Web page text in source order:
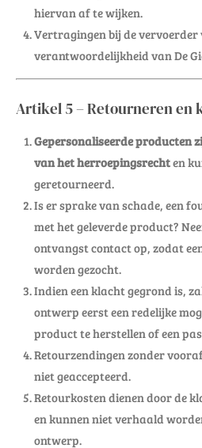
hiervan af te wijken.
Vertragingen bij de vervoerder
verantwoordelijkheid van De
Artikel 5 – Retourneren en
Gepersonaliseerde producten
van het herroepingsrechten
geretourneerd.
Is er sprake van schade, een
met het geleverde product?
ontvangst contact op, zodat
worden gezocht.
Indien een klacht gegrond is,
ontwerp eerst een redelijke
product te herstellen of een
Retourzendingen zonder
niet geaccepteerd.
Retourkosten dienen door de
en kunnen niet verhaald
ontwerp.